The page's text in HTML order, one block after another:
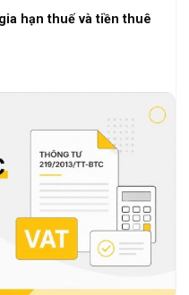
hạn thuế và tiền thuê